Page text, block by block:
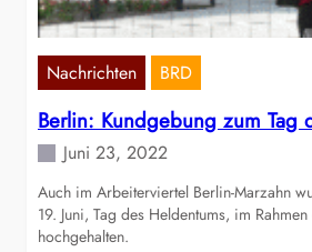
Nachrichten BRD
Berlin: Kundgebung zum Tag
Juni 23, 2022
Auch im Arbeiterviertel Berlin-Marzahn
19. Juni, Tag des Heldentums, im
hochgehalten.